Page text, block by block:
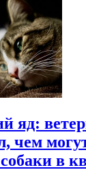
яд:
чем
в